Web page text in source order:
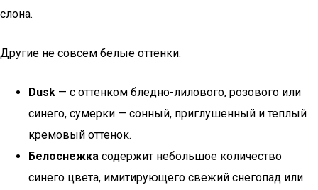
слона.
Другие не совсем белые оттенки:
Dusk — с оттенком бледно-лилового, розового или
синего, сумерки — сонный, приглушенный и теплый
кремовый оттенок.
Белоснежка содержит небольшое количество
синего цвета, имитирующего свежий снегопад или